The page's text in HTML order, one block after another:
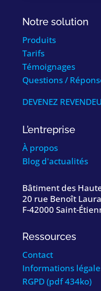
Notre solution
Produits
Tarifs
Témoignages
Questions /
DEVENEZ
L’entreprise
À propos
Blog d'actualités
Bâtiment des
20 rue Benoît
F-42000 Saint-
Ressources
Contact
Informations
RGPD (pdf 434ko)